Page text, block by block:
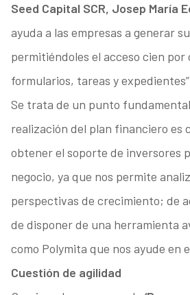
Seed Capital SCR, Josep María
ayuda a las empresas a generar
permitiéndoles el acceso cien por
formularios, tareas y
Se trata de un punto
realización del plan financiero es
obtener el soporte de inversores
negocio, ya que nos permite
perspectivas de crecimiento; de
de disponer de una herramienta
como Polymita que nos ayude en
Cuestión de agilidad